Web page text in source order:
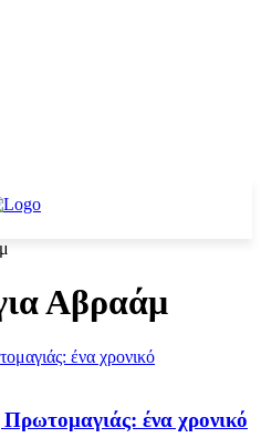
Αβραάμ
ένα χρονικό